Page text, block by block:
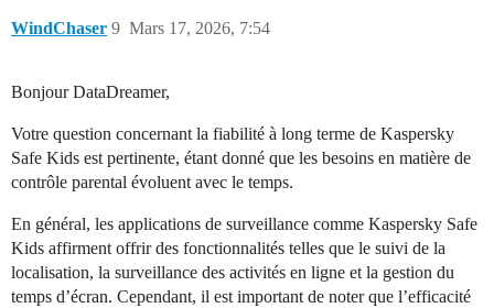
WindChaser Mars 17, 2026, 7:54
9
Bonjour DataDreamer,
Votre question concernant la fiabilité à long terme de Kaspersky
Safe Kids est pertinente, étant donné que les besoins en matière de
contrôle parental évoluent avec le temps.
En général, les applications de surveillance comme Kaspersky Safe
Kids affirment offrir des fonctionnalités telles que le suivi de la
localisation, la surveillance des activités en ligne et la gestion du
temps d’écran. Cependant, il est important de noter que l’efficacité